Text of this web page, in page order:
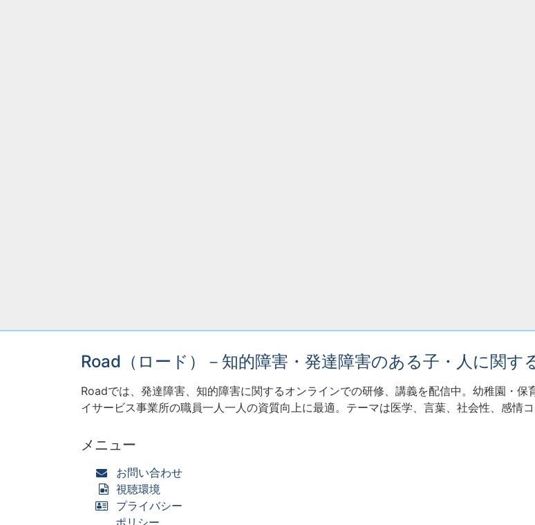
Road（ロード）－知的障害・発達障害のある子・人に関
Roadでは、発達障害、知的障害に関するオンラインでの研修、講義を配信中。幼稚園・
イサービス事業所の職員一人一人の資質向上に最適。テーマは医学、言葉、社会性、感情コ
メニュー
お問い合わせ
視聴環境
プライバシー
ポリシー